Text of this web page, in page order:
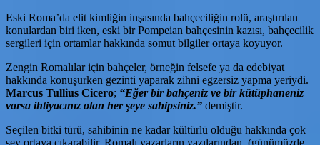
Eski Roma’da elit kimliğin inşasında bahçeciliğin rolü, araştırılan
konulardan biri iken, eski bir Pompeian bahçesinin kazısı, bahçecilik
sergileri için ortamlar hakkında somut bilgiler ortaya koyuyor.
Zengin Romalılar için bahçeler, örneğin felsefe ya da edebiyat
hakkında konuşurken gezinti yaparak zihni egzersiz yapma yeriydi.
Marcus Tullius Cicero; “Eğer bir bahçeniz ve bir kütüphaneniz
varsa ihtiyacınız olan her şeye sahipsiniz.” demiştir.
Seçilen bitki türü, sahibinin ne kadar kültürlü olduğu hakkında çok
şey ortaya çıkarabilir. Romalı yazarların yazılarından, (günümüzde